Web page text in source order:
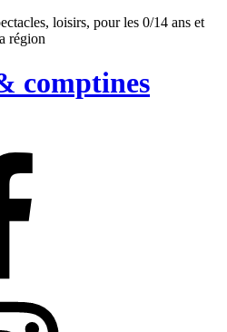
loisirs, pour les 0/14 ans et
région